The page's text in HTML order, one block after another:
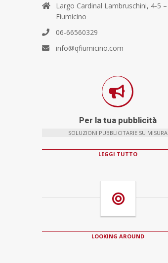
Largo Cardinal Lambruschini, 4-5 –
Fiumicino
06-66560329
info@qfiumicino.com
Per la tua pubblicità
SOLUZIONI PUBBLICITARIE SU MISURA
LEGGI TUTTO
LOOKING AROUND